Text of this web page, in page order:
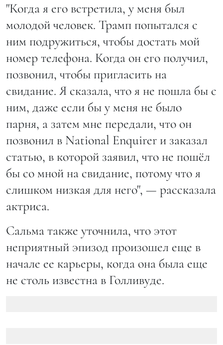
"Когда я его встретила, у меня был
молодой человек. Трамп попытался с
ним подружиться, чтобы достать мой
номер телефона. Когда он его получил,
позвонил, чтобы пригласить на
свидание. Я сказала, что я не пошла бы с
ним, даже если бы у меня не было
парня, а затем мне передали, что он
позвонил в National Enquirer и заказал
статью, в которой заявил, что не пошёл
бы со мной на свидание, потому что я
слишком низкая для него", — рассказала
актриса.
Сальма также уточнила, что этот
неприятный эпизод произошел еще в
начале ее карьеры, когда она была еще
не столь известна в Голливуде.